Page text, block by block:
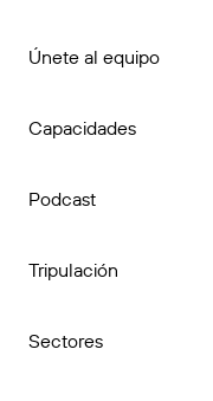
Únete al equipo
Capacidades
Podcast
Tripulación
Sectores